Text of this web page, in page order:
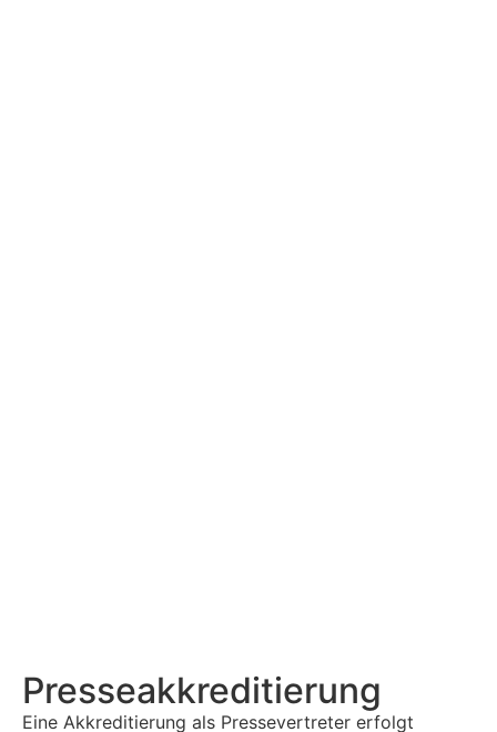
Presse­akkreditierung
Eine Akkreditierung als Pressevertreter erfolgt